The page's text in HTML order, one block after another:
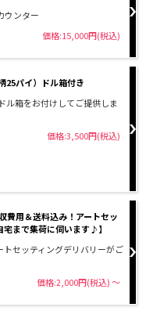
ウンター
価格:15,000円(税込)
25パイ）ドル箱付き
ル箱をお付けしてご提供しま
価格:3,500円(税込)
費用＆送料込み！アートセッ
まで集荷に伺います♪】
セッティングデリバリーがご
価格:2,000円(税込)～